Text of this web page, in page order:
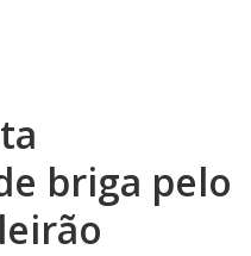
briga pelo